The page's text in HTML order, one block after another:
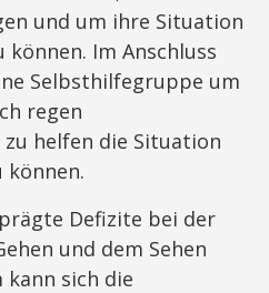
und um ihre Situation
Im Anschluss
Selbsthilfegruppe um
regen
helfen die Situation
können.
Defizite bei der
und dem Sehen
sich die